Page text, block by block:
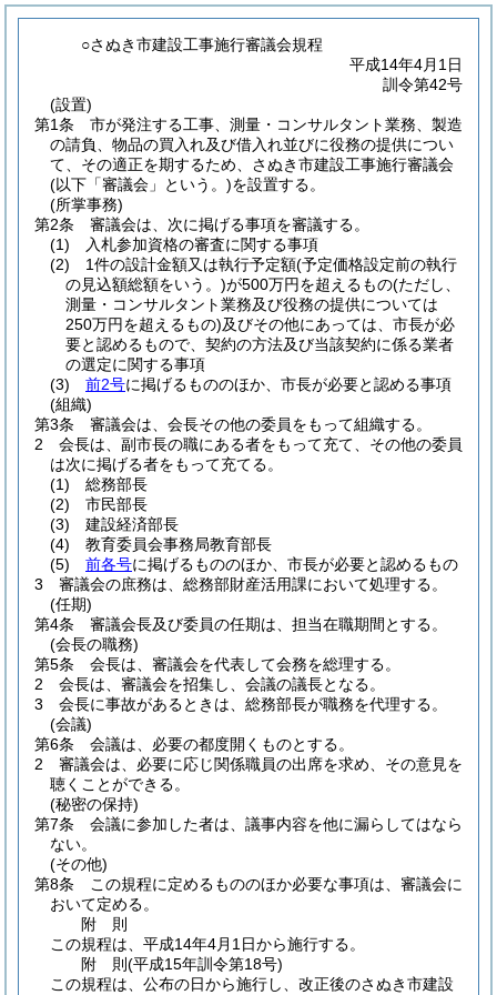
○さぬき市建設工事施行審議会規程
平成14年4月1日
訓令第42号
(設置)
第1条
市が発注する工事、測量・コンサルタント業務、製造
の請負、物品の買入れ及び借入れ並びに役務の提供につい
て、その適正を期するため、さぬき市建設工事施行審議会
(以下「審議会」という。)を設置する。
(所掌事務)
第2条
審議会は、次に掲げる事項を審議する。
(1)
入札参加資格の審査に関する事項
(2)
1件の設計金額又は執行予定額(予定価格設定前の執行
の見込額総額をいう。)が500万円を超えるもの(ただし、
測量・コンサルタント業務及び役務の提供については
250万円を超えるもの)及びその他にあっては、市長が必
要と認めるもので、契約の方法及び当該契約に係る業者
の選定に関する事項
(3)
前2号に掲げるもののほか、市長が必要と認める事項
(組織)
第3条
審議会は、会長その他の委員をもって組織する。
2
会長は、副市長の職にある者をもって充て、その他の委員
は次に掲げる者をもって充てる。
(1)
総務部長
(2)
市民部長
(3)
建設経済部長
(4)
教育委員会事務局教育部長
(5)
前各号に掲げるもののほか、市長が必要と認めるもの
3
審議会の庶務は、総務部財産活用課において処理する。
(任期)
第4条
審議会長及び委員の任期は、担当在職期間とする。
(会長の職務)
第5条
会長は、審議会を代表して会務を総理する。
2
会長は、審議会を招集し、会議の議長となる。
3
会長に事故があるときは、総務部長が職務を代理する。
(会議)
第6条
会議は、必要の都度開くものとする。
2
審議会は、必要に応じ関係職員の出席を求め、その意見を
聴くことができる。
(秘密の保持)
第7条
会議に参加した者は、議事内容を他に漏らしてはなら
ない。
(その他)
第8条
この規程に定めるもののほか必要な事項は、審議会に
おいて定める。
附 則
この規程は、平成14年4月1日から施行する。
附 則(平成15年訓令第18号)
この規程は、公布の日から施行し、改正後のさぬき市建設